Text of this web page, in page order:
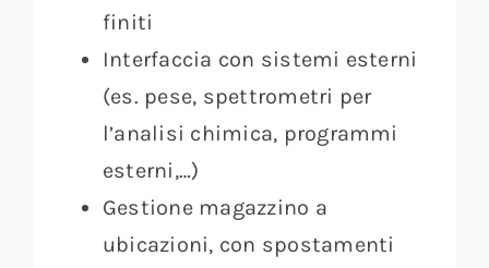
finiti
Interfaccia con sistemi esterni
(es. pese, spettrometri per
l’analisi chimica, programmi
esterni,…)
Gestione magazzino a
ubicazioni, con spostamenti